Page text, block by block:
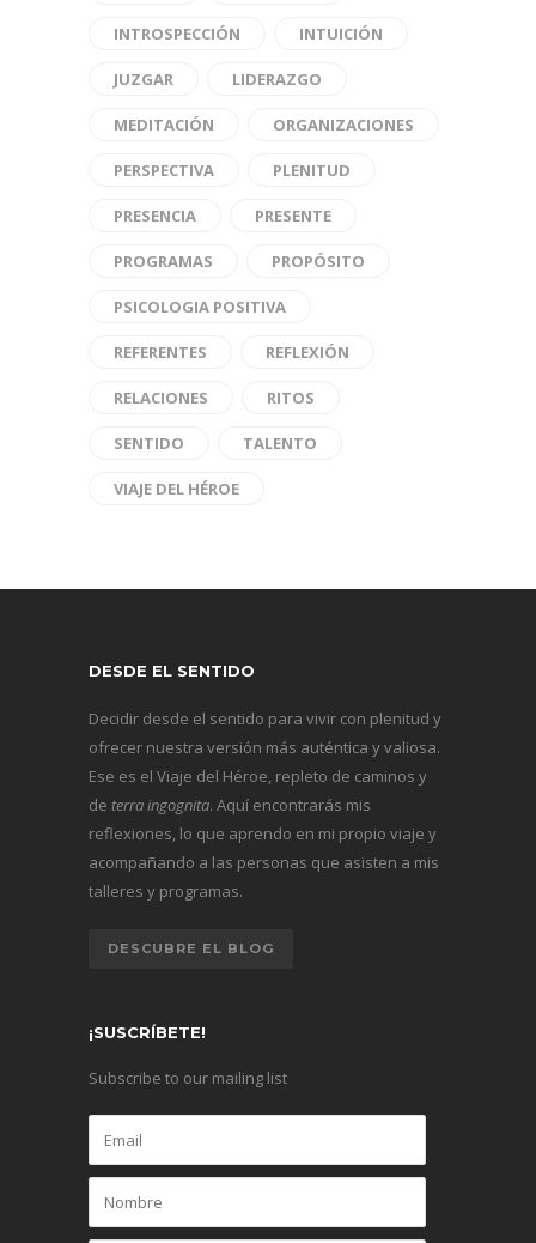
INTROSPECCIÓN INTUICIÓN
JUZGAR LIDERAZGO
MEDITACIÓN ORGANIZACIONES
PERSPECTIVA PLENITUD
PRESENCIA PRESENTE
PROGRAMAS PROPÓSITO
PSICOLOGIA POSITIVA
REFERENTES REFLEXIÓN
RELACIONES RITOS
SENTIDO TALENTO
VIAJE DEL HÉROE
DESDE EL SENTIDO
Decidir desde el sentido para vivir con plenitud y
ofrecer nuestra versión más auténtica y valiosa.
Ese es el Viaje del Héroe, repleto de caminos y
de terra ingognita. Aquí encontrarás mis
reflexiones, lo que aprendo en mi propio viaje y
acompañando a las personas que asisten a mis
talleres y programas.
DESCUBRE EL BLOG
¡SUSCRÍBETE!
Subscribe to our mailing list